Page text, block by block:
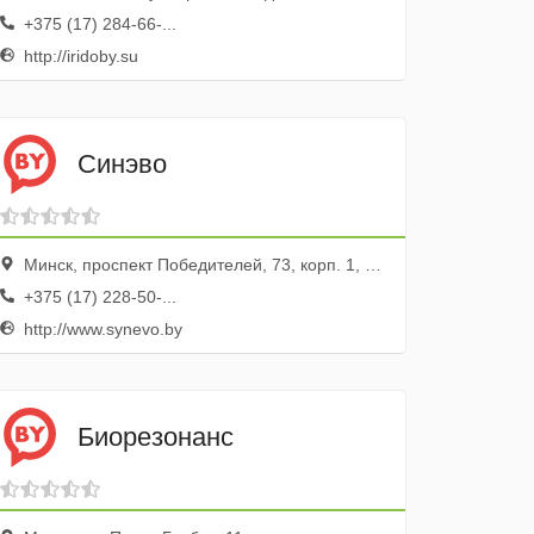
+375 (17) 284-66-...
http://iridoby.su
Синэво
Минск, проспект Победителей, 73, корп. 1, микрорайон Веснянка
+375 (17) 228-50-...
http://www.synevo.by
Биорезонанс